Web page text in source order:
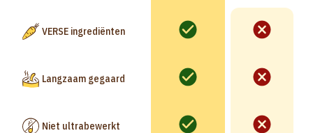
VERSE ingrediënten
Langzaam gegaard
Niet ultrabewerkt